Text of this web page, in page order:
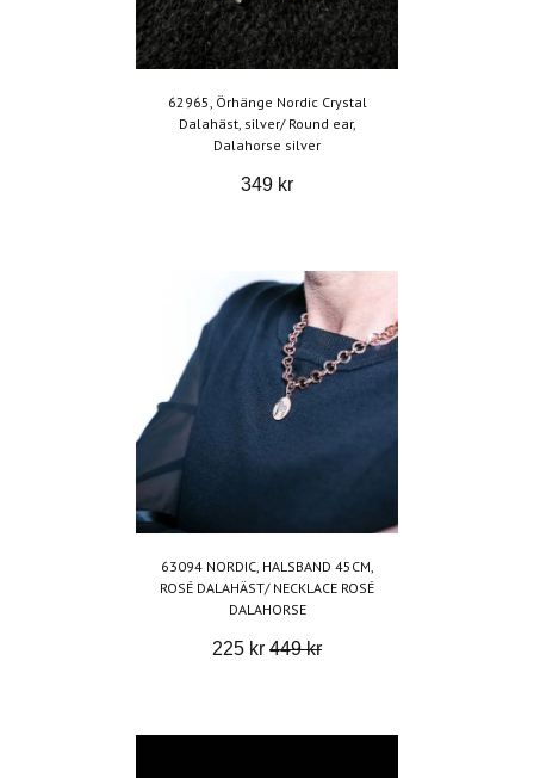
62965, Örhänge Nordic Crystal
Dalahäst, silver/ Round ear,
Dalahorse silver
349 kr
63094 NORDIC, HALSBAND 45CM,
ROSÉ DALAHÄST/ NECKLACE ROSÉ
DALAHORSE
225 kr 449 kr